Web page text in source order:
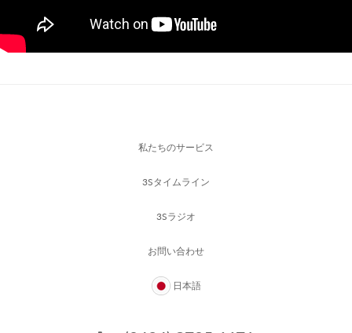
私たちのサービス
3Sタイムライン
3Sラジオ
お問い合わせ
日本語